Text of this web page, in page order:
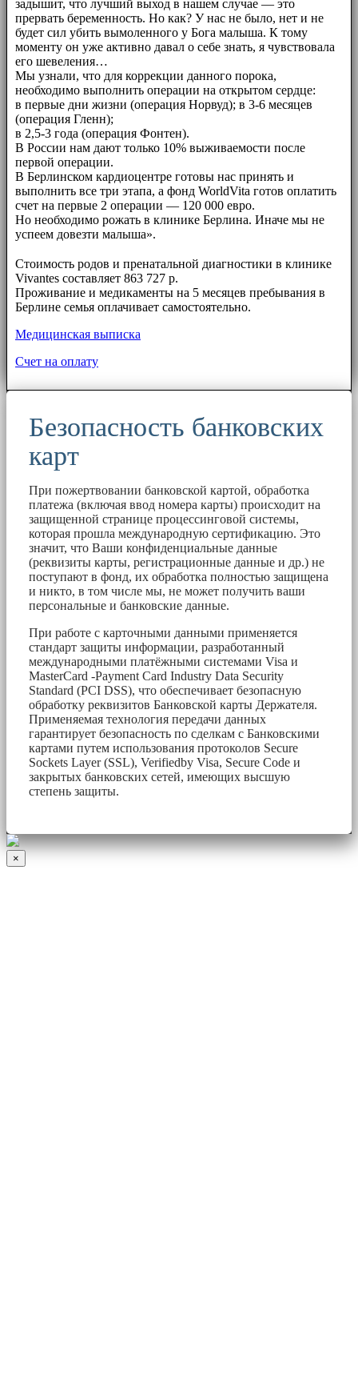
задышит, что лучший выход в нашем случае — это
прервать беременность. Но как? У нас не было, нет и не
будет сил убить вымоленного у Бога малыша. К тому
моменту он уже активно давал о себе знать, я чувствовала
его шевеления…
Мы узнали, что для коррекции данного порока,
необходимо выполнить операции на открытом сердце:
в первые дни жизни (операция Норвуд); в 3-6 месяцев
(операция Гленн);
в 2,5-3 года (операция Фонтен).
В России нам дают только 10% выживаемости после
первой операции.
В Берлинском кардиоцентре готовы нас принять и
выполнить все три этапа, а фонд WorldVita готов оплатить
счет на первые 2 операции — 120 000 евро.
Но необходимо рожать в клинике Берлина. Иначе мы не
успеем довезти малыша».
Стоимость родов и пренатальной диагностики в клинике
Vivantes составляет 863 727 р.
Проживание и медикаменты на 5 месяцев пребывания в
Берлине семья оплачивает самостоятельно.
Медицинская выписка
Счет на оплату
Безопасность банковских
карт
При пожертвовании банковской картой, обработка
платежа (включая ввод номера карты) происходит на
защищенной странице процессинговой системы,
которая прошла международную сертификацию. Это
значит, что Ваши конфиденциальные данные
(реквизиты карты, регистрационные данные и др.) не
поступают в фонд, их обработка полностью защищена
и никто, в том числе мы, не может получить ваши
персональные и банковские данные.
При работе с карточными данными применяется
стандарт защиты информации, разработанный
международными платёжными системами Visa и
MasterCard -Payment Card Industry Data Security
Standard (PCI DSS), что обеспечивает безопасную
обработку реквизитов Банковской карты Держателя.
Применяемая технология передачи данных
гарантирует безопасность по сделкам с Банковскими
картами путем использования протоколов Secure
Sockets Layer (SSL), Verifiedby Visa, Secure Code и
закрытых банковских сетей, имеющих высшую
степень защиты.
×